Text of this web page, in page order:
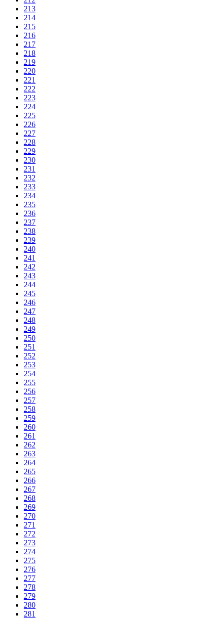
213
214
215
216
217
218
219
220
221
222
223
224
225
226
227
228
229
230
231
232
233
234
235
236
237
238
239
240
241
242
243
244
245
246
247
248
249
250
251
252
253
254
255
256
257
258
259
260
261
262
263
264
265
266
267
268
269
270
271
272
273
274
275
276
277
278
279
280
281